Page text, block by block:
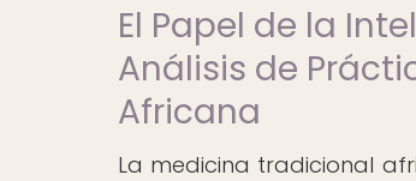
El Papel de la
Análisis de
Africana
La medicina tradicional